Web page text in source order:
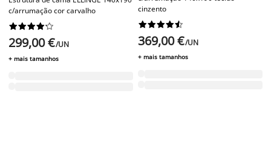
c/arrumação cor carvalho






299,00 €/UN
+ mais tamanhos
cinzento






369,00 €/UN
+ mais tamanhos